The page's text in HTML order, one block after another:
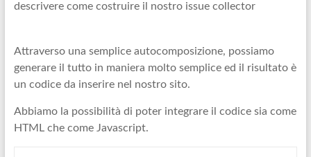
descrivere come costruire il nostro issue collector
Attraverso una semplice autocomposizione, possiamo
generare il tutto in maniera molto semplice ed il risultato è
un codice da inserire nel nostro sito.
Abbiamo la possibilità di poter integrare il codice sia come
HTML che come Javascript.